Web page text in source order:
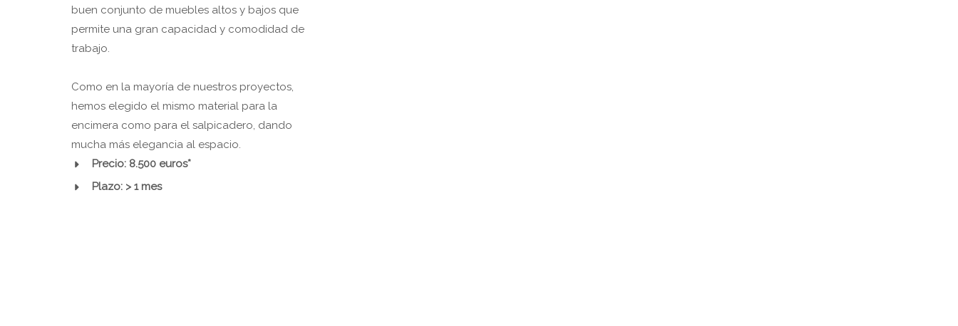
buen conjunto de muebles altos y bajos que
permite una gran capacidad y comodidad de
trabajo.
Como en la mayoría de nuestros proyectos,
hemos elegido el mismo material para la
encimera como para el salpicadero, dando
mucha más elegancia al espacio.
Precio: 8.500 euros*
Plazo: > 1 mes